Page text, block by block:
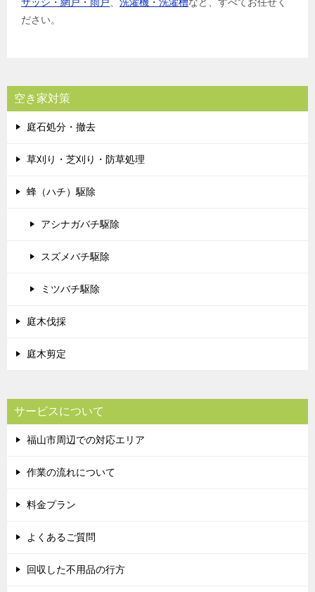
サッシ・網戸・雨戸、 洗濯機・洗濯槽など、すべてお任せく
ださい。
空き家対策
庭石処分・撤去
草刈り・芝刈り・防草処理
蜂（ハチ）駆除
アシナガバチ駆除
スズメバチ駆除
ミツバチ駆除
庭木伐採
庭木剪定
サービスについて
福山市周辺での対応エリア
作業の流れについて
料金プラン
よくあるご質問
回収した不用品の行方